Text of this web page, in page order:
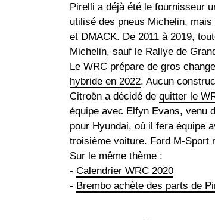
Pirelli a déjà été le fournisseur
utilisé des pneus Michelin,
et DMACK. De 2011 à 2019,
Michelin, sauf le Rallye de
Le WRC prépare de gros
hybride en 2022. Aucun
Citroën a décidé de quitter le
équipe avec Elfyn Evans, venu
pour Hyundai, où il fera équipe
troisième voiture. Ford M-Sport
Sur le même thème :
- Calendrier WRC 2020
- Brembo achète des parts de